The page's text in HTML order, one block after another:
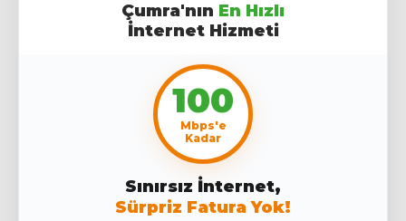
Çumra'nın En Hızlı
İnternet Hizmeti
100
Mbps'e
Kadar
Sınırsız İnternet,
Sürpriz Fatura Yok!